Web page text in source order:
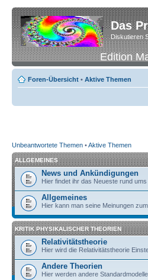
Das
Diskutieren
Edition
Foren-Übersicht • Aktive Themen
Unbeantwortete Themen •Aktive Themen
ALLGEMEINES
News und Ankündigungen
Hier findet ihr das Neueste rund
Allgemeines
Hier kann man seine Meinungen
KRITIK PHYSIKALISCHER THEORIEN
Relativitätstheorie
Hier wird die Relativitätstheorie
Andere Theorien
Hier werden andere